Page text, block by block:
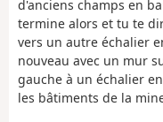
d'anciens champs en
termine alors et tu te
vers un autre échalier
nouveau avec un mur
gauche à un échalier
les bâtiments de la